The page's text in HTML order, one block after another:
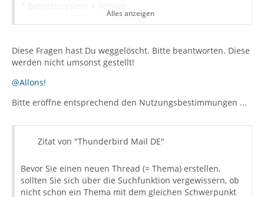
* Kontenart (POP / IMAP):
* Router-Modellbezeichnung (bei Sende-Problemen):
Alles anzeigen
Diese Fragen hast Du weggelöscht. Bitte beantworten. Diese
werden nicht umsonst gestellt!
@Allons!
Bitte eröffne entsprechend den Nutzungsbestimmungen ...
Zitat von "Thunderbird Mail DE"
Bevor Sie einen neuen Thread (= Thema) erstellen,
sollten Sie sich über die Suchfunktion vergewissern, ob
nicht schon ein Thema mit dem gleichen Schwerpunkt